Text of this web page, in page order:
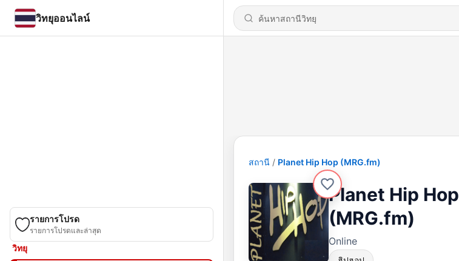
วิทยุออนไลน์
รายการโปรด
รายการโปรดและล่าสุด
วิทยุ
สถานี Planet Hip Hop (MRG.fm)
Planet Hip Hop
(MRG.fm)
Online